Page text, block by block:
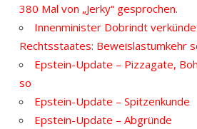
380 Mal von „Jerky“ gesprochen.
Innenminister Dobrindt
Rechtsstaates: Beweislastumkehr
Epstein-Update – Pizzagate,
so
Epstein-Update – Spitzenkunde
Epstein-Update – Abgründe